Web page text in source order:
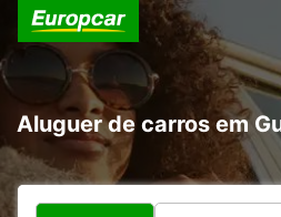
Aluguer de carros em